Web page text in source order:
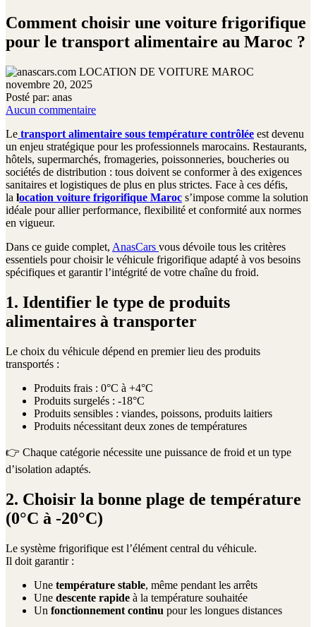
Comment choisir une voiture frigorifique
pour le transport alimentaire au Maroc ?
novembre 20, 2025
Posté par: anas
Aucun commentaire
Le transport alimentaire sous température contrôlée est devenu
un enjeu stratégique pour les professionnels marocains. Restaurants,
hôtels, supermarchés, fromageries, poissonneries, boucheries ou
sociétés de distribution : tous doivent se conformer à des exigences
sanitaires et logistiques de plus en plus strictes. Face à ces défis,
la location voiture frigorifique Maroc s’impose comme la solution
idéale pour allier performance, flexibilité et conformité aux normes
en vigueur.
Dans ce guide complet, AnasCars vous dévoile tous les critères
essentiels pour choisir le véhicule frigorifique adapté à vos besoins
spécifiques et garantir l’intégrité de votre chaîne du froid.
1. Identifier le type de produits
alimentaires à transporter
Le choix du véhicule dépend en premier lieu des produits
transportés :
Produits frais : 0°C à +4°C
Produits surgelés : -18°C
Produits sensibles : viandes, poissons, produits laitiers
Produits nécessitant deux zones de températures
👉 Chaque catégorie nécessite une puissance de froid et un type
d’isolation adaptés.
2. Choisir la bonne plage de température
(0°C à -20°C)
Le système frigorifique est l’élément central du véhicule.
Il doit garantir :
Une température stable, même pendant les arrêts
Une descente rapide à la température souhaitée
Un fonctionnement continu pour les longues distances